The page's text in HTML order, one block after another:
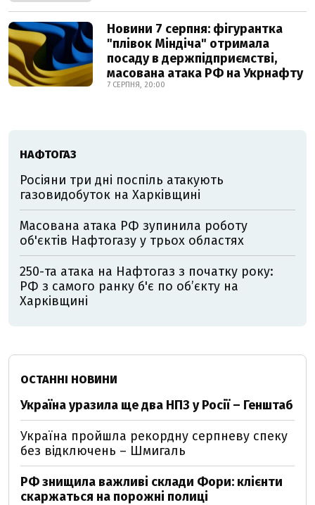
Новини 7 серпня: фігурантка
"плівок Міндіча" отримала
посаду в держпідприємстві,
масована атака РФ на Укрнафту
7 СЕРПНЯ, 20:00
НАФТОГАЗ
Росіяни три дні поспіль атакують
газовидобуток на Харківщині
Масована атака РФ зупинила роботу
об'єктів Нафтогазу у трьох областях
250-та атака на Нафтогаз з початку року:
РФ з самого ранку б'є по об’єкту на
Харківщині
ОСТАННІ НОВИНИ
Україна уразила ще два НПЗ у Росії – Генштаб
Україна пройшла рекордну серпневу спеку
без відключень – Шмигаль
РФ знищила важливі склади Фори: клієнти
скаржаться на порожні полиці